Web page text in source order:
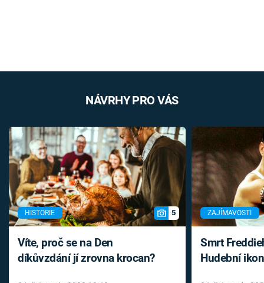
NÁVRHY PRO VÁS
HISTORIE 5
Víte, proč se na Den
díkůvzdání jí zrovna krocan?
ZAJÍMAVOSTI
Smrt
Hudební